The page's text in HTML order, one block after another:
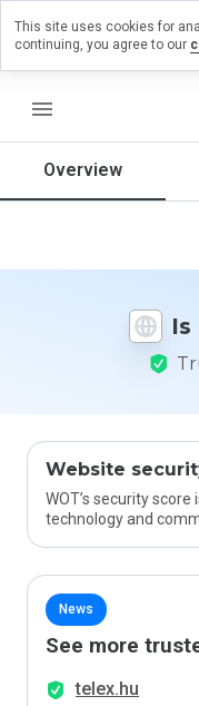
menu
Overview
Is
Website
WOT’s security
technology and
News
See more
telex.hu
a
you
This site uses cookies for
continuing, you agree to our